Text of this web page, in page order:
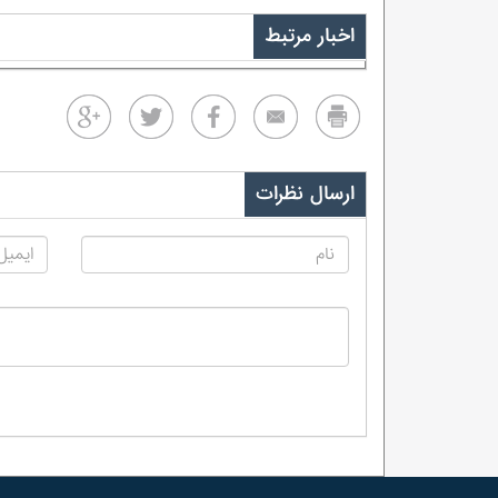
اخبار مرتبط
ارسال نظرات